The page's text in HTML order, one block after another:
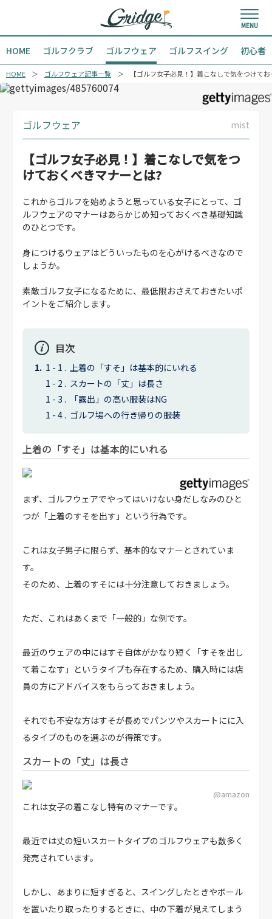
HOME ゴルフクラブ ゴルフウェア ゴルフスイング 初心者
HOME ゴルフウェア記事一覧 【ゴルフ女子必見！】着こなしで気をつけて
ゴルフウェア mist
【ゴルフ女子必見！】着こなしで気をつ
けておくべきマナーとは?
これからゴルフを始めようと思っている女子にとって、ゴ
ルフウェアのマナーはあらかじめ知っておくべき基礎知識
のひとつです。
身につけるウェアはどういったものを心がけるべきなので
しょうか。
素敵ゴルフ女子になるために、最低限おさえておきたいポ
イントをご紹介します。
目次
上着の「すそ」は基本的にいれる
スカートの「丈」は長さ
「露出」の高い服装はNG
ゴルフ場への行き帰りの服装
上着の「すそ」は基本的にいれる
まず、ゴルフウェアでやってはいけない身だしなみのひと
つが「上着のすそを出す」という行為です。
これは女子男子に限らず、基本的なマナーとされていま
す。
そのため、上着のすそには十分注意しておきましょう。
ただ、これはあくまで「一般的」な例です。
最近のウェアの中にはすそ自体がかなり短く「すそを出し
て着こなす」というタイプも存在するため、購入時には店
員の方にアドバイスをもらっておきましょう。
それでも不安な方はすそが長めでパンツやスカートにに入
るタイプのものを選ぶのが得策です。
スカートの「丈」は長さ
@amazon
これは女子の着こなし特有のマナーです。
最近では丈の短いスカートタイプのゴルフウェアも数多く
発売されています。
しかし、あまりに短すぎると、スイングしたときやボール
を置いたり取ったりするときに、中の下着が見えてしまう